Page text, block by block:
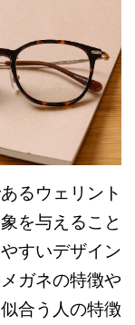
るウェリント
を与えること
すいデザイン
ガネの特徴や
合う人の特徴